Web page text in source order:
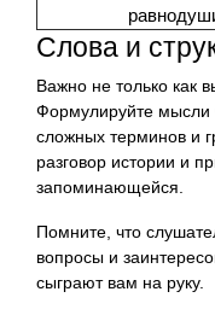
Слова и
Важно не только как
Формулируйте мысли
сложных терминов и
разговор истории и
запоминающейся.
Помните, что
вопросы и
сыграют вам на руку.